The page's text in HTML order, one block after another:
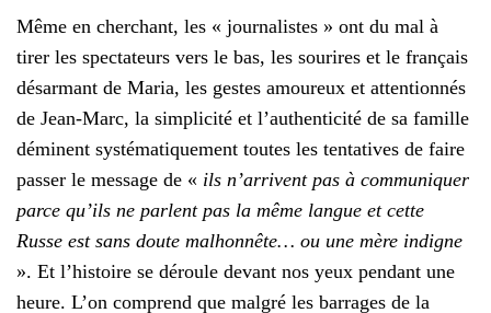
Même en cherchant, les « journalistes » ont du mal à
tirer les spectateurs vers le bas, les sourires et le français
désarmant de Maria, les gestes amoureux et attentionnés
de Jean-Marc, la simplicité et l’authenticité de sa famille
déminent systématiquement toutes les tentatives de faire
passer le message de « ils n’arrivent pas à communiquer
parce qu’ils ne parlent pas la même langue et cette
Russe est sans doute malhonnête… ou une mère indigne
». Et l’histoire se déroule devant nos yeux pendant une
heure. L’on comprend que malgré les barrages de la